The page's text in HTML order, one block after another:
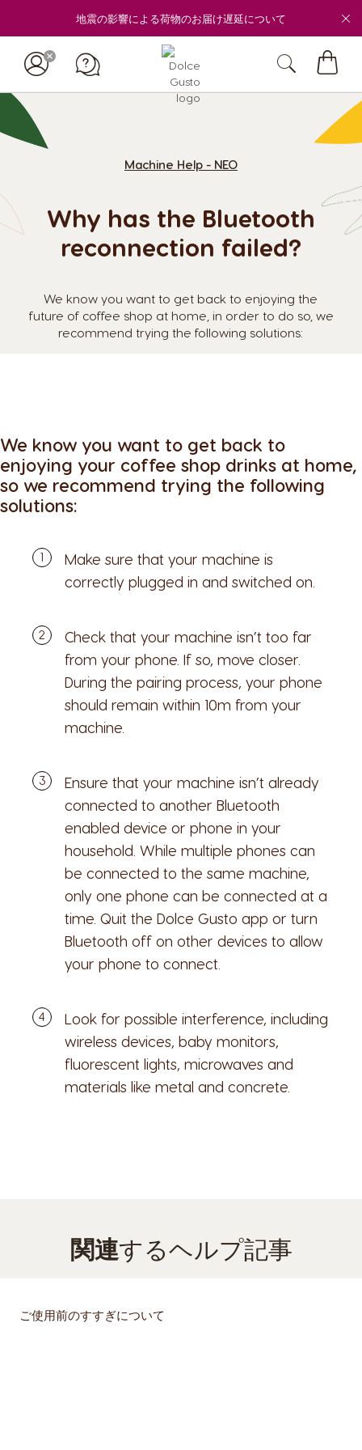
地震の影響による荷物のお届け遅延について
カ
ー
ト
Machine Help - NEO
Why has the Bluetooth
reconnection failed?
We know you want to get back to enjoying the
future of coffee shop at home, in order to do so, we
recommend trying the following solutions:
We know you want to get back to
enjoying your coffee shop drinks at home,
so we recommend trying the following
solutions:
Make sure that your machine is
correctly plugged in and switched on.
Check that your machine isn’t too far
from your phone. If so, move closer.
During the pairing process, your phone
should remain within 10m from your
machine.
Ensure that your machine isn’t already
connected to another Bluetooth
enabled device or phone in your
household. While multiple phones can
be connected to the same machine,
only one phone can be connected at a
time. Quit the Dolce Gusto app or turn
Bluetooth off on other devices to allow
your phone to connect.
Look for possible interference, including
wireless devices, baby monitors,
fluorescent lights, microwaves and
materials like metal and concrete.
関連するヘルプ記事
ご使用前のすすぎについて